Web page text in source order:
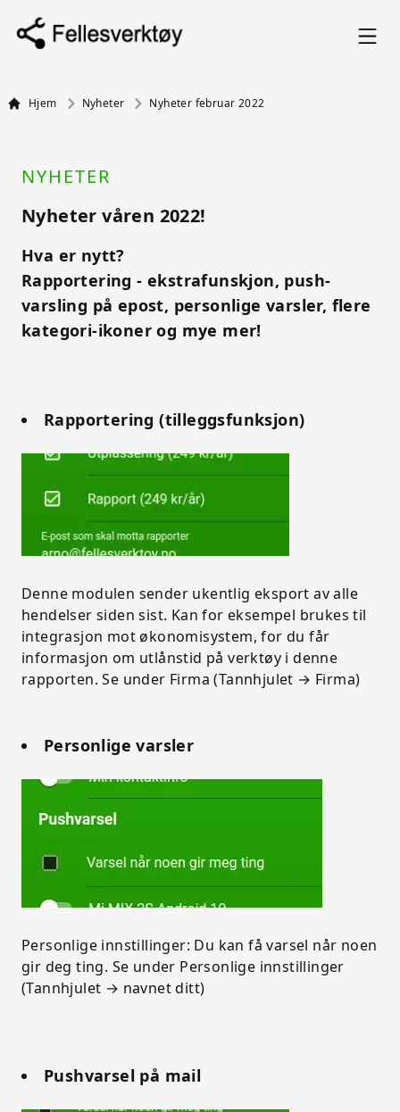
Hjem Nyheter Nyheter februar 2022
NYHETER
Nyheter våren 2022!
Hva er nytt?
Rapportering - ekstrafunskjon, push-
varsling på epost, personlige varsler, flere
kategori-ikoner og mye mer!
Rapportering (tilleggsfunksjon)
Denne modulen sender ukentlig eksport av alle
hendelser siden sist. Kan for eksempel brukes til
integrasjon mot økonomisystem, for du får
informasjon om utlånstid på verktøy i denne
rapporten. Se under Firma (Tannhjulet → Firma)
Personlige varsler
Personlige innstillinger: Du kan få varsel når noen
gir deg ting. Se under Personlige innstillinger
(Tannhjulet → navnet ditt)
Pushvarsel på mail